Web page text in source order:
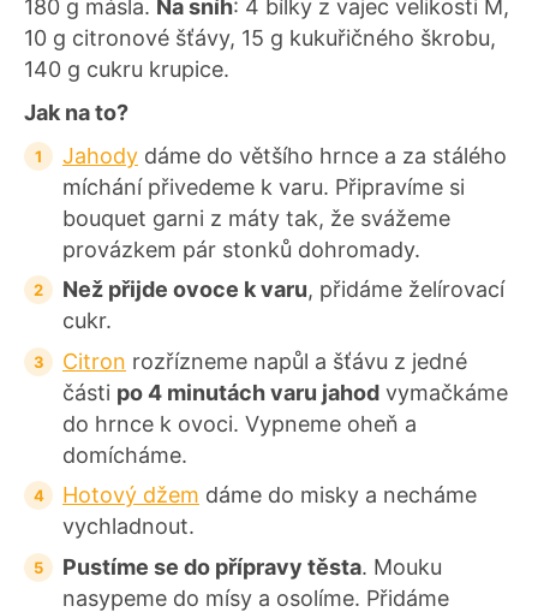
180 g másla. Na sníh: 4 bílky z vajec velikosti M,
10 g citronové šťávy, 15 g kukuřičného škrobu,
140 g cukru krupice.
Jak na to?
Jahody dáme do většího hrnce a za stálého
míchání přivedeme k varu. Připravíme si
bouquet garni z máty tak, že svážeme
provázkem pár stonků dohromady.
Než přijde ovoce k varu, přidáme želírovací
cukr.
Citron rozřízneme napůl a šťávu z jedné
části po 4 minutách varu jahod vymačkáme
do hrnce k ovoci. Vypneme oheň a
domícháme.
Hotový džem dáme do misky a necháme
vychladnout.
Pustíme se do přípravy těsta. Mouku
nasypeme do mísy a osolíme. Přidáme